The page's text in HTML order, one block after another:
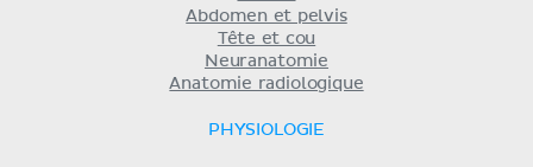
Abdomen et pelvis
Tête et cou
Neuranatomie
Anatomie radiologique
PHYSIOLOGIE